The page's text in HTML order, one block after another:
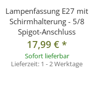
W einer herkömmlichen
in geschlossenen
Lampenfassung E27 mit
Schirmhalterung - 5/8
Spigot-Anschluss
17,99 €*
Sofort lieferbar
Lieferzeit: 1 - 2 Werktage